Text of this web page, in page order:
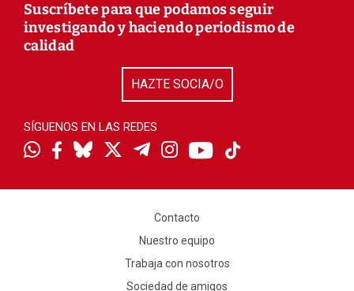
Suscríbete para que podamos seguir
investigando y haciendo periodismo de
calidad
HAZTE SOCIA/O
SÍGUENOS EN LAS REDES
Contacto
Nuestro equipo
Trabaja con nosotros
Sociedad de amigos